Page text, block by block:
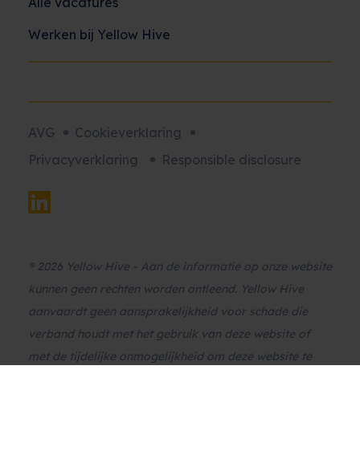
Werken bij Yellow Hive
AVG
Cookieverklaring
Privacyverklaring
Responsible disclosure
® 2026 Yellow Hive - Aan de informatie op onze website
kunnen geen rechten worden ontleend. Yellow Hive
aanvaardt geen aansprakelijkheid voor schade die
verband houdt met het gebruik van deze website of
met de tijdelijke onmogelijkheid om deze website te